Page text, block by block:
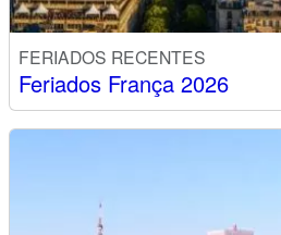
FERIADOS RECENTES
Feriados França 2026